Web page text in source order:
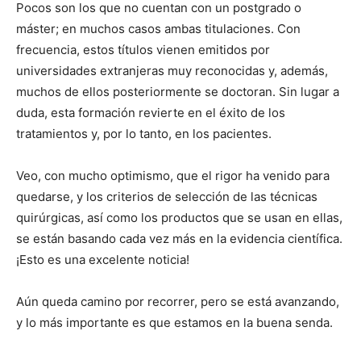
Pocos son los que no cuentan con un postgrado o
máster; en muchos casos ambas titulaciones. Con
frecuencia, estos títulos vienen emitidos por
universidades extranjeras muy reconocidas y, además,
muchos de ellos posteriormente se doctoran. Sin lugar a
duda, esta formación revierte en el éxito de los
tratamientos y, por lo tanto, en los pacientes.
Veo, con mucho optimismo, que el rigor ha venido para
quedarse, y los criterios de selección de las técnicas
quirúrgicas, así como los productos que se usan en ellas,
se están basando cada vez más en la evidencia científica.
¡Esto es una excelente noticia!
Aún queda camino por recorrer, pero se está avanzando,
y lo más importante es que estamos en la buena senda.